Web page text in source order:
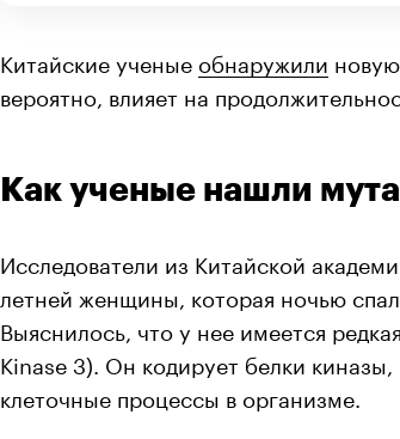
Китайские ученые обнаружили
вероятно, влияет на
Как ученые нашли
Исследователи из Китайской
летней женщины, которая ночью
Выяснилось, что у нее имеется
Kinase 3). Он кодирует белки
клеточные процессы в организме.